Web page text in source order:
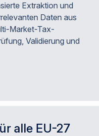
Extraktion und
Daten aus
Market-Tax-
Validierung und
alle EU-27